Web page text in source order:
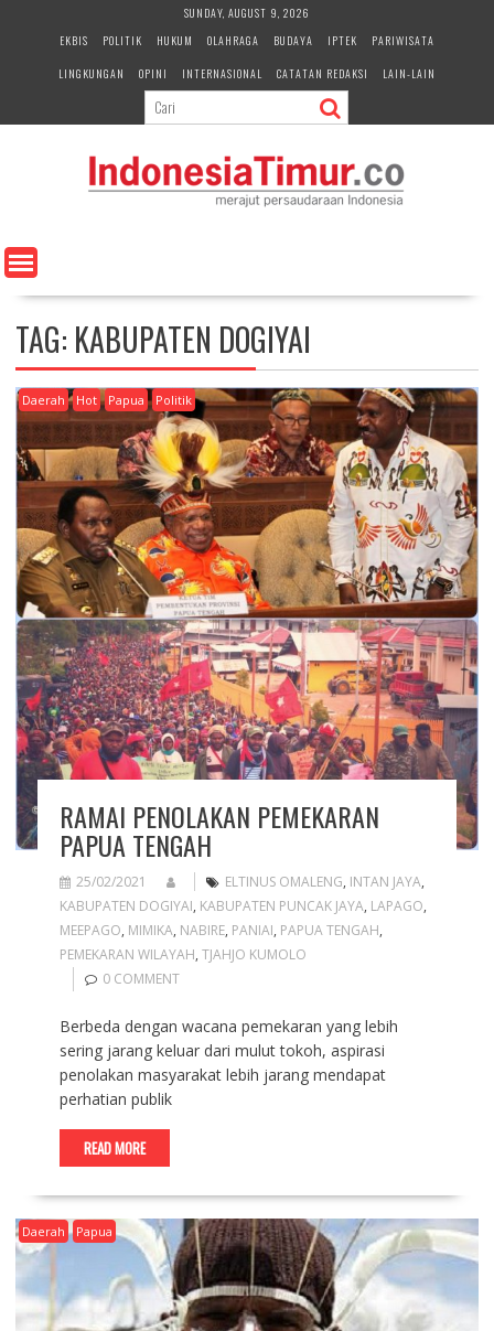
e
n
SUNDAY, AUGUST 9, 2026
EKBIS
POLITIK HUKUM OLAHRAGA BUDAYA IPTEK
PARIWISATA
LINGKUNGAN
OPINI INTERNASIONAL CATATAN REDAKSI LAIN-LAIN
TAG: KABUPATEN DOGIYAI
Daerah Hot Papua Politik
RAMAI PENOLAKAN PEMEKARAN
PAPUA TENGAH
25/02/2021 ELTINUS OMALENG, INTAN JAYA,
KABUPATEN DOGIYAI, KABUPATEN PUNCAK JAYA, LAPAGO,
MEEPAGO, MIMIKA, NABIRE, PANIAI, PAPUA TENGAH,
PEMEKARAN WILAYAH, TJAHJO KUMOLO
0 COMMENT
Berbeda dengan wacana pemekaran yang lebih
sering jarang keluar dari mulut tokoh, aspirasi
penolakan masyarakat lebih jarang mendapat
perhatian publik
READ MORE
Daerah Papua